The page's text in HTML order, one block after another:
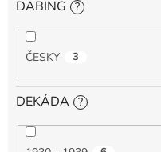
DABING ?
ČESKY 3
DEKÁDA ?